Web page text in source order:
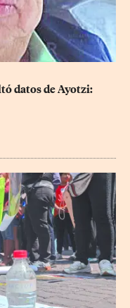
datos de Ayotzi: